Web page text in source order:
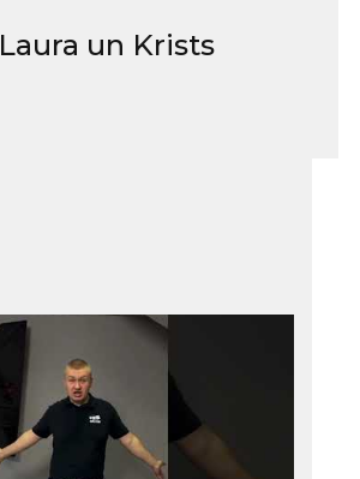
Laura un Krists